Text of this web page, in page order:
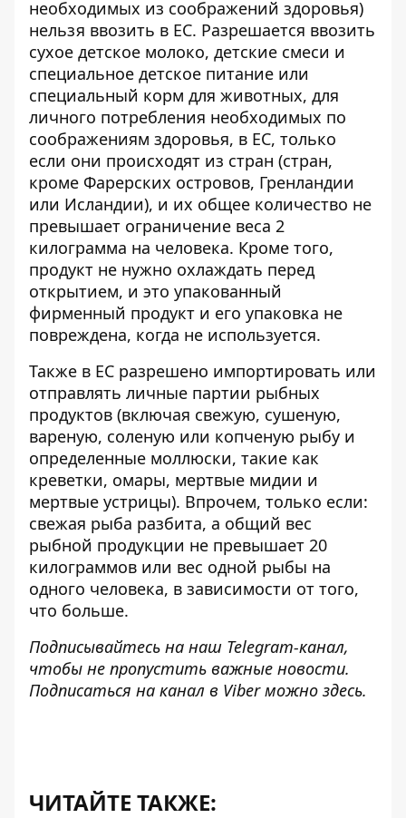
необходимых из соображений здоровья)
нельзя ввозить в ЕС. Разрешается ввозить
сухое детское молоко, детские смеси и
специальное детское питание или
специальный корм для животных, для
личного потребления необходимых по
соображениям здоровья, в ЕС, только
если они происходят из стран (стран,
кроме Фарерских островов, Гренландии
или Исландии), и их общее количество не
превышает ограничение веса 2
килограмма на человека. Кроме того,
продукт не нужно охлаждать перед
открытием, и это упакованный
фирменный продукт и его упаковка не
повреждена, когда не используется.
Также в ЕС разрешено импортировать или
отправлять личные партии рыбных
продуктов (включая свежую, сушеную,
вареную, соленую или копченую рыбу и
определенные моллюски, такие как
креветки, омары, мертвые мидии и
мертвые устрицы). Впрочем, только если:
свежая рыба разбита, а общий вес
рыбной продукции не превышает 20
килограммов или вес одной рыбы на
одного человека, в зависимости от того,
что больше.
Подписывайтесь на наш Telegram-канал,
чтобы не пропустить важные новости.
Подписаться на канал в Viber можно здесь.
ЧИТАЙТЕ ТАКЖЕ: